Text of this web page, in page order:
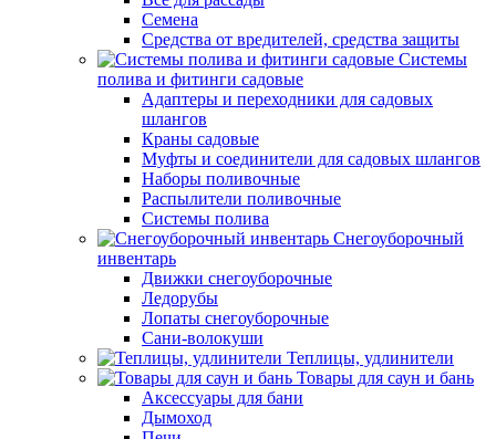
Семена
Средства от вредителей, средства защиты
Системы
полива и фитинги садовые
Адаптеры и переходники для садовых
шлангов
Краны садовые
Муфты и соединители для садовых шлангов
Наборы поливочные
Распылители поливочные
Системы полива
Снегоуборочный
инвентарь
Движки снегоуборочные
Ледорубы
Лопаты снегоуборочные
Сани-волокуши
Теплицы, удлинители
Товары для саун и бань
Аксессуары для бани
Дымоход